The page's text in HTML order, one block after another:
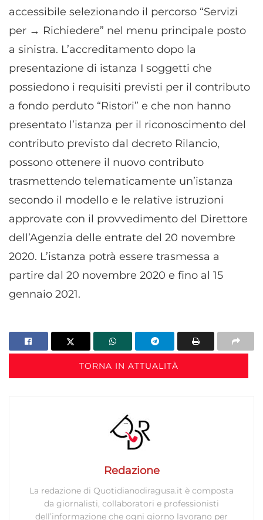
accessibile selezionando il percorso “Servizi
per → Richiedere” nel menu principale posto
a sinistra. L’accreditamento dopo la
presentazione di istanza I soggetti che
possiedono i requisiti previsti per il contributo
a fondo perduto “Ristori” e che non hanno
presentato l’istanza per il riconoscimento del
contributo previsto dal decreto Rilancio,
possono ottenere il nuovo contributo
trasmettendo telematicamente un’istanza
secondo il modello e le relative istruzioni
approvate con il provvedimento del Direttore
dell’Agenzia delle entrate del 20 novembre
2020. L’istanza potrà essere trasmessa a
partire dal 20 novembre 2020 e fino al 15
gennaio 2021.
TORNA IN ATTUALITÀ
Redazione
La redazione di Quotidianodiragusa.it è composta
da giornalisti, collaboratori e professionisti
dell’informazione che ogni giorno lavorano per